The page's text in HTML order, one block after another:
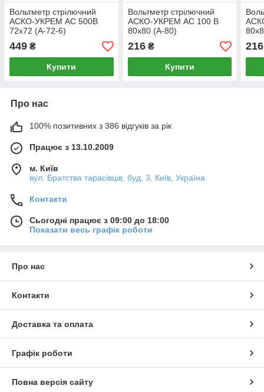
Вольтметр стрілючний
АСКО-УКРЕМ АС 500В
72х72 (A-72-6)
(A0190010066)
449 ₴
Купити
Вольтметр стрілючний
АСКО-УКРЕМ АС 100 В
80х80 (А-80)
(A0190010056)
216₴
Купити
216
Про нас
100% позитивних з 386 відгуків за рік
Працює з 13.10.2009
м. Київ
вул. Братства тарасівців, буд. 3, Київ, Україна
Контакти
Сьогодні працює з 09:00 до 18:00
Показати весь графік роботи
Про нас
Контакти
Доставка та оплата
Графік роботи
Повна версія сайту